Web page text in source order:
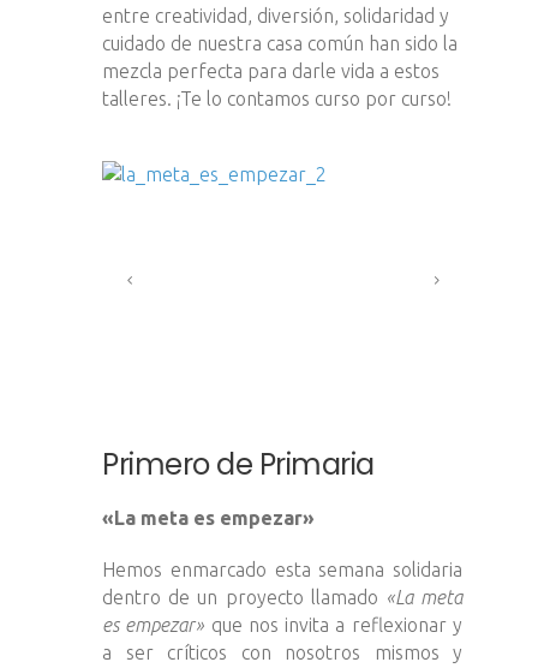
entre creatividad, diversión, solidaridad y
cuidado de nuestra casa común han sido la
mezcla perfecta para darle vida a estos
talleres. ¡Te lo contamos curso por curso!
Primero de Primaria
«La meta es empezar»
Hemos enmarcado esta semana solidaria
dentro de un proyecto llamado «La meta
es empezar» que nos invita a reflexionar y
a ser críticos con nosotros mismos y